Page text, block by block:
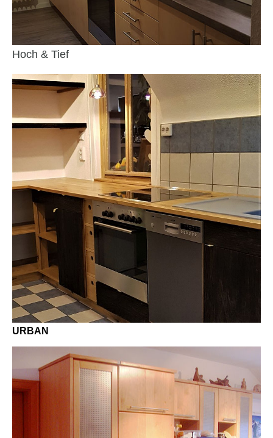
Hoch & Tief
URBAN